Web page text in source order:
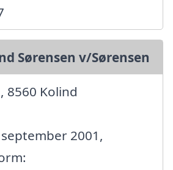
Sørensen v/Sørensen
8560 Kolind
2001,